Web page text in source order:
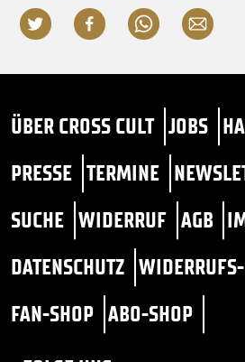
ÜBER CROSS CULT JOBS
PRESSE TERMINE
SUCHE WIDERRUF AGB
DATENSCHUTZ
FAN-SHOP ABO-SHOP